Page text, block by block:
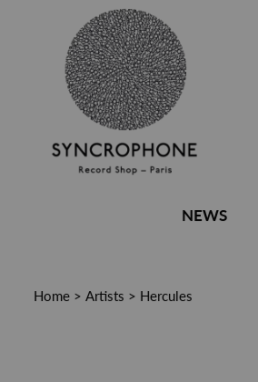
NEWS
Home > Artists > Hercules